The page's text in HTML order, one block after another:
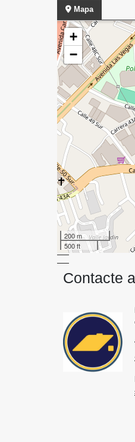
Mapa
+
−
200 m
500 ft
Contacte